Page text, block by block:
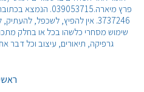
3737246. אין להפיץ, לשכפל,
שימוש מסחרי כלשהו בכל או בחלק
גרפיקה, תיאורים, עיצוב וכל דבר אחר